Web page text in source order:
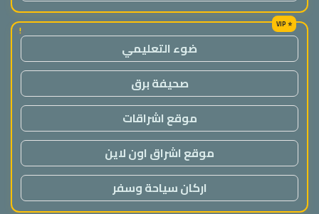
!
ضوء التعليمي
صحيفة برق
موقع اشراقات
موقع اشراق اون لاين
اركان سياحة وسفر